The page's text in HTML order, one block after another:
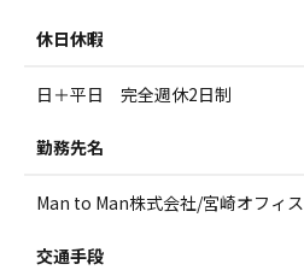
休日休暇
日＋平日 完全週休2日制
勤務先名
Man to Man株式会社/宮崎オフィス
交通手段